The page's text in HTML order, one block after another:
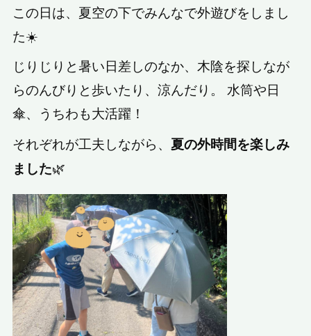
この日は、夏空の下でみんなで外遊びをしまし
た☀️
じりじりと暑い日差しのなか、木陰を探しなが
らのんびりと歩いたり、涼んだり。 水筒や日
傘、うちわも大活躍！
それぞれが工夫しながら、 夏の外時間を楽しみ
ました🌿